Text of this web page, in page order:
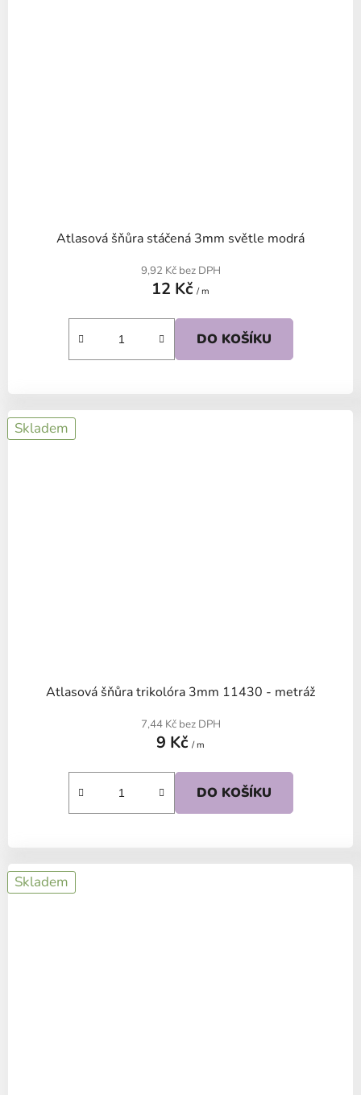
Atlasová šňůra stáčená 3mm světle modrá
9,92 Kč bez DPH
12 Kč / m
DO KOŠÍKU
Skladem
Atlasová šňůra trikolóra 3mm 11430 - metráž
7,44 Kč bez DPH
9 Kč / m
DO KOŠÍKU
Skladem